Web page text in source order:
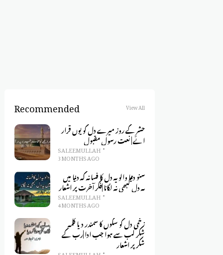
Recommended View All
حشر کے روز میرے دل کو یوں قرار
ائے | نعت رسول مقبول
SALEEM ULLAH
3 MONTHS AGO
سنو دنیا والو یہ دل کا فسانہ کہ دنیا میں
یہ دل کبھی نہ لگانا |فکر آخرت پر اشعار
SALEEM ULLAH
4 MONTHS AGO
زخمی دل کو سکوں کا سمندر دیا کلمہِ
شکر لب سے ہوا جب ادا |رب کے
شکر پر اشعار